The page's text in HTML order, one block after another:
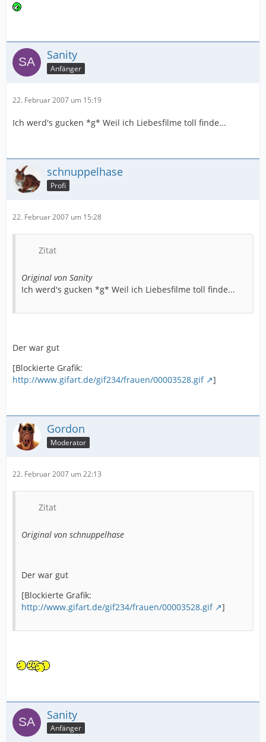
Sanity
Anfänger
22. Februar 2007 um 15:19
Ich werd's gucken *g* Weil ich Liebesfilme toll finde...
schnuppelhase
Profi
22. Februar 2007 um 15:28
Zitat
Original von Sanity
Ich werd's gucken *g* Weil ich Liebesfilme toll finde...
Der war gut
[Blockierte Grafik:
http://www.gifart.de/gif234/frauen/00003528.gif
]
Gordon
Moderator
22. Februar 2007 um 22:13
Zitat
Original von schnuppelhase
Der war gut
[Blockierte Grafik:
http://www.gifart.de/gif234/frauen/00003528.gif
]
Sanity
Anfänger